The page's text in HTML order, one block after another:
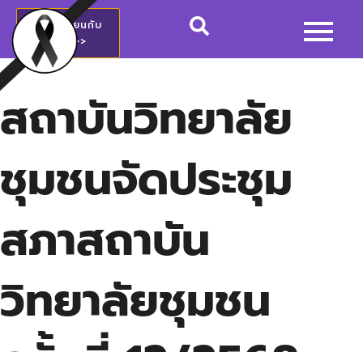
สมัครเรียนกับ
วชช.>>
สถาบันวิทยาลัย
ชุมชนจัดประชุม
สภาสถาบัน
วิทยาลัยชุมชน